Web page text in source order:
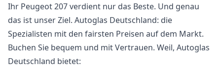
Ihr Peugeot 207 verdient nur das Beste. Und genau
das ist unser Ziel. Autoglas Deutschland: die
Spezialisten mit den fairsten Preisen auf dem Markt.
Buchen Sie bequem und mit Vertrauen. Weil, Autoglas
Deutschland bietet: